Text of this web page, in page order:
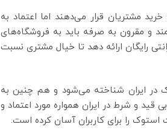
مشتریان قرار می‌دهند اما اعتماد به
و مقرون به صرفه باید به فروشگاه‌های
رایگان ارائه دهد تا خیال مشتری نسبت
ایران شناخته می‌شود و هم چنین به
استوک با گارانتی 6 ماهه تا یک ساله بی قید و شرط در ایران همواره مورد اعتماد و
استوک را برای کاربران آسان کرده است.